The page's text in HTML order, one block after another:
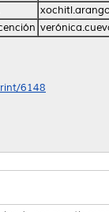
6148